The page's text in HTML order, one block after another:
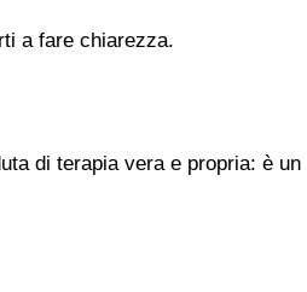
a fare chiarezza.
di terapia vera e propria: è